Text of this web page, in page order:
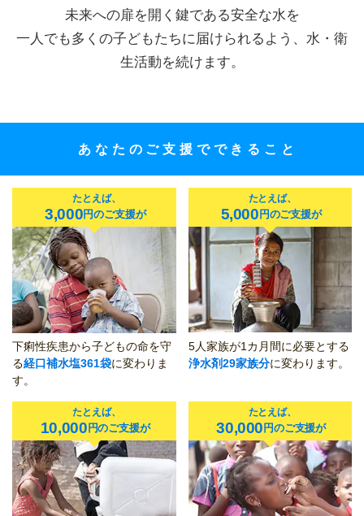
未来への扉を開く鍵である安全な水を
一人でも多くの子どもたちに届けられるよう、 水・衛
生活動を続けます。
あなたのご支援でできること
たとえば、
3,000円のご支援が
下痢性疾患から子どもの命を守
る経口補水塩361袋に変わりま
す。
たとえば、
5,000 円のご支援が
5人家族が1カ月間に必要とする
浄水剤29家族分に変わります。
たとえば、
10,000円のご支援が
たとえば、
30,000円のご支援が